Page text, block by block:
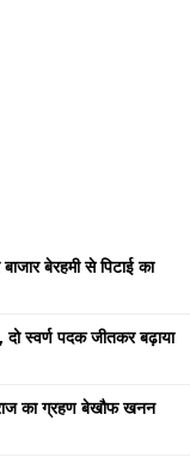
बेरहमी से पिटाई का
स्वर्ण पदक जीतकर बढ़ाया
का ग्रहण बेखौफ खनन